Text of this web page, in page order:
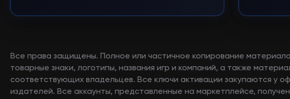
Все права защищены. Полное или частичное копирование
товарные знаки, логотипы, названия игр и компаний, а также
соответствующих владельцев. Все ключи активации закупаются у
издателей. Все аккаунты, представленные на маркетплейсе,